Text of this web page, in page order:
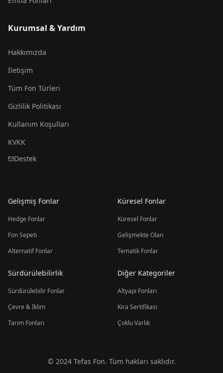
Kurumsal & Yardım
Hakkımızda
İletişim
Tüm Fon Türleri
Gizlilik Politikası
Kullanım Koşulları
KVKK
Destek
Gelişmiş Fonlar
Hedge Fonlar
Fon Sepeti
Alternatif Fonlar
Küresel Fonlar
Küresel Fonlar
Gelişmekte Olan
Tematik Fonlar
Sürdürülebilirlik
Sürdürülebilir Fonlar
Çevre & İklim
Tarım Fonları
Diğer Kategoriler
Altyapı Fonları
Kira Sertifikası
Çoklu Varlık
© 2024 Tefas Fon. Tüm hakları saklıdır.